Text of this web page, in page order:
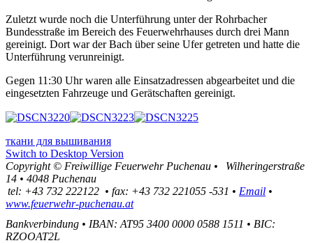
Zuletzt wurde noch die Unterführung unter der Rohrbacher
Bundesstraße im Bereich des Feuerwehrhauses durch drei Mann
gereinigt. Dort war der Bach über seine Ufer getreten und hatte die
Unterführung verunreinigt.
Gegen 11:30 Uhr waren alle Einsatzadressen abgearbeitet und die
eingesetzten Fahrzeuge und Gerätschaften gereinigt.
ткани для вышивания
Switch to Desktop Version
Copyright © Freiwillige Feuerwehr Puchenau •
Wilheringerstraße
14 • 4048 Puchenau
tel: +43 732 222122 • fax: +43 732 221055 -531 • Email •
www.feuerwehr-puchenau.at
Bankverbindung • IBAN: AT95 3400 0000 0588 1511 • BIC:
RZOOAT2L